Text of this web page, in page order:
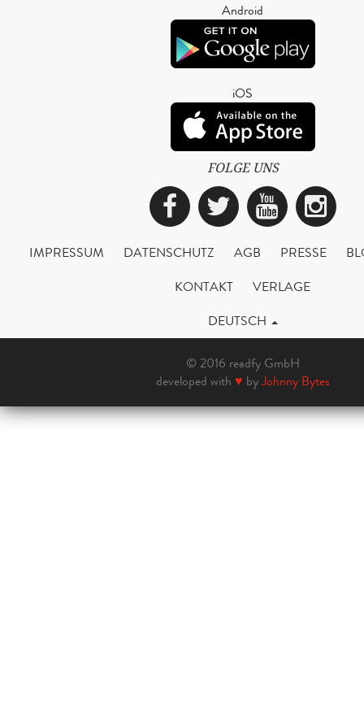
Android
iOS
FOLGE UNS
Facebook
Twitter
IMPRESSUM DATENSCHUTZ AGB PRESSE
KONTAKT
VERLAGE
DEUTSCH
© 2016 readfy GmbH
developed with ♥ byJohnny Bytes